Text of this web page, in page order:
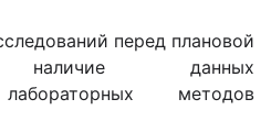
перед плановой
наличие данных
методов